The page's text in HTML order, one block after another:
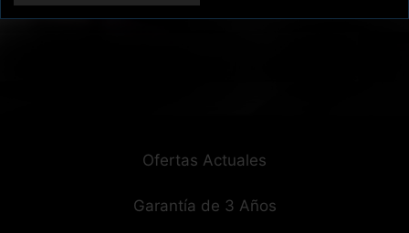
Ofertas Actuales
Garantía de 3 Años